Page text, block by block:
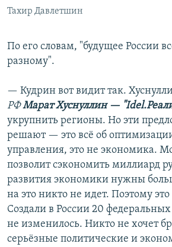
Тахир Давлетшин
По его словам, "будущее России
разному".
— Кудрин вот видит так.
РФМарат Хуснуллин —
укрупнить регионы. Но эти
решают — это всё об
управления, это не экономика.
позволит сэкономить миллиард
развития экономики нужны
на это никто не идет. Поэтому это
Создали в России 20
не изменилось. Никто не хочет
серьёзные политические и